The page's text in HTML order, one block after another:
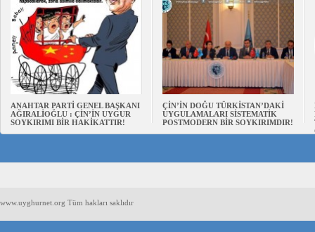
ANAHTAR PARTİ GENEL BAŞKANI
AĞIRALİOĞLU : ÇİN’İN UYGUR
SOYKIRIMI BİR HAKİKATTIR!
ÇİN’İN DOĞU TÜRKİSTAN’DAKİ
UYGULAMALARI SİSTEMATİK
POSTMODERN BİR SOYKIRIMDIR!
www.uyghurnet.org Tüm hakları saklıdır